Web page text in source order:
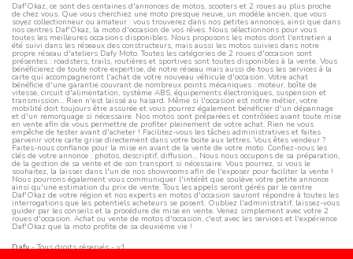
Daf'Okaz, ce sont des centaines d'annonces de motos, scooters et 2 roues au plus proche
de chez vous. Que vous cherchiez une moto presque neuve, un modèle ancien, que vous
soyez collectionneur ou amateur : vous trouverez dans nos petites annonces, ainsi que dans
nos centres Daf'Okaz, la moto d'occasion de vos rêves. Nous sélectionnons pour vous
toutes les meilleures occasions disponibles. Nous proposons les motos dont l'entretien a
été suivi dans les réseaux des constructeurs, mais aussi les motos suivies dans notre
propre réseau d'ateliers Dafy Moto. Toutes les catégories de 2 roues d'occasion sont
présentes : roadsters, trails, routières et sportives sont toutes disponibles à la vente. Vous
bénéficierez de toute notre expertise, de notre réseau mais aussi de tous les services à la
carte qui accompagneront l'achat de votre nouveau véhicule d'occasion. Votre achat
bénéficie d'une garantie couvrant de nombreux points mécaniques : moteur, boîte de
vitesse, circuit d'alimentation, système ABS, équipements électroniques, suspension et
transmission... Rien n'est laissé au hasard. Même si l'occasion est notre métier, votre
mobilité doit toujours être assurée et vous pourrez également bénéficier d'un dépannage
et d'un remorquage si nécessaire. Nos motos sont préparées et contrôlées avant toute mise
en vente afin de vous permettre de profiter pleinement de votre achat. Rien ne vous
empêche de tester avant d'acheter ! Facilitez-vous les tâches administratives et faites
parvenir votre carte grise directement dans votre boite aux lettres. Vous êtes vendeur ?
Faites-nous confiance pour la mise en avant de la vente de votre moto. Confiez-nous les
clés de votre annonce : photos, descriptif, diffusion... Nous nous occupons de sa préparation,
de la gestion de sa vente et de son transport si nécessaire. Vous pourrez, si vous le
souhaitez, la laisser dans l'un de nos showrooms afin de l'exposer pour faciliter la vente !
Nous pourrons également vous communiquer l'intérêt que soulève votre petite annonce
ainsi qu'une estimation du prix de vente. Tous les appels seront gérés par le centre
Daf'Okaz de votre région et nos experts en motos d'occasion sauront répondre à toutes les
interrogations que les potentiels acheteurs se posent. Oubliez l'administratif, laissez-vous
guider par les conseils et la procédure de mise en vente. Venez simplement avec votre 2
roues d'occasion. Achat ou vente de motos d'occasion, c'est avec les services et l'expérience
Daf'Okaz que la moto profite de sa deuxième vie !
Dafy- Tous droits réservés - v1